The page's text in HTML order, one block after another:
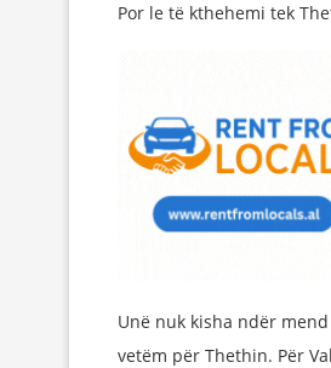
Por le të kthehemi tek
Unë nuk kisha ndër
vetëm për Thethin. Për